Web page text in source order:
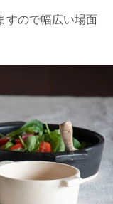
すので幅広い場面